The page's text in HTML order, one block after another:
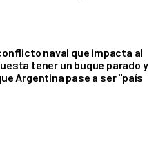
naval que impacta al
tener un buque parado y
Argentina pase a ser "país